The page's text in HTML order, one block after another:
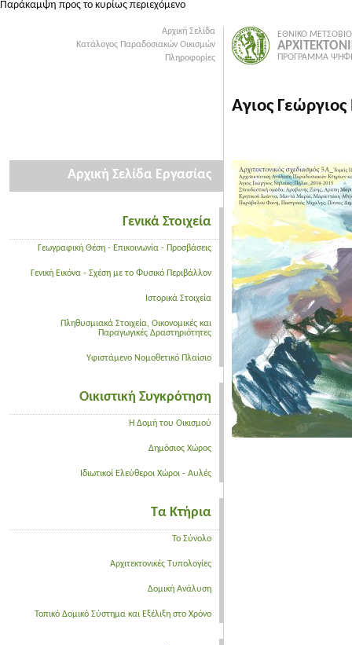
Παράκαμψη προς το κυρίως περιεχόμενο
Αρχική Σελίδα
Κατάλογος Παραδοσιακών Οικισμών
Πληροφορίες
Αρχική Σελίδα Εργασίας
Γενικά Στοιχεία
Γεωγραφική Θέση - Επικοινωνία - Προσβάσεις
Γενική Εικόνα - Σχέση με το Φυσικό Περιβάλλον
Ιστορικά Στοιχεία
Πληθυσμιακά Στοιχεία, Οικονομικές και
Παραγωγικές Δραστηριότητες
Υφιστάμενο Νομοθετικό Πλαίσιο
Οικιστική Συγκρότηση
Η Δομή του Οικισμού
Δημόσιος Χώρος
Ιδιωτικοί Ελεύθεροι Χώροι - Αυλές
Τα Κτήρια
Το Σύνολο
Αρχιτεκτονικές Τυπολογίες
Δομική Ανάλυση
Τοπικό Δομικό Σύστημα και Εξέλιξη στο Χρόνο
ΕΘΝΙΚΟ
ΠΡΟΓΡΑΜΜΑ
Αγιος